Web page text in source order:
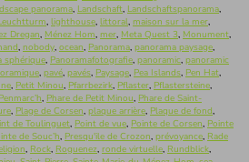
panorama, Landschaft, Landschaftspanorama,
, lighthouse, littoral, maison sur la mer,
Dregan, Ménez Hom, mer, Meta Quest 3, Monument,
, nobody, ocean, Panorama, panorama paysage,
sphérique, Panoramafotografie, panoramic, panoramic
, pavé, pavés, Paysage, Pea Islands, Pen Hat,
, Petit Minou, Pfarrbezirk, Pflaster, Pflastersteine,
, Phare de Petit Minou, Phare de Saint-
, Plage de Corsen, plaque arrière, Plaque de fond,
de Toulinguet, Point de vue, Pointe de Corsen, Pointe
de Souc’h, Presqu'ile de Crozon, prévoyance, Rade
, Rock, Roguenez, ronde virtuelle, Rundblick,